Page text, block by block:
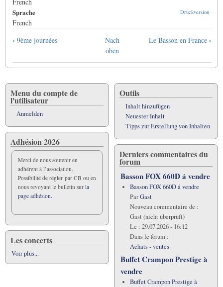
Druckversion
Sprache
French
Links
das
Blättern
im
Buch
L'enseignement
du
basson
:
Quelles
méthodes
pour
quel
type
d'apprentissage
‹ 9ème journées
Nach
oben
Le Basson en France ›
Menu du compte de
l'utilisateur
Anmelden
Adhésion 2026
Merci de nous soutenir en
adhérent à l’association.
Possibilité de régler par CB ou en
nous revoyant le bulletin sur la
page adhésion.
Les concerts
Voir plus...
Outils
Inhalt hinzufügen
Neuester Inhalt
Tipps zur Erstellung von Inhalten
Derniers commentaires du
forum
Basson FOX 660D á vendre
Basson FOX 660D á vendre
ParGast
Nouveau commentaire de :
Gast (nicht überprüft)
Le : 29.07.2026 - 16:12
Dans le forum :
Achats - ventes
Buffet Crampon Prestige à
vendre
Buffet Crampon Prestige à